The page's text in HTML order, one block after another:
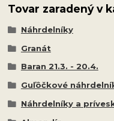
Tovar zaradený v
Náhrdelníky
Granát
Baran 21.3. - 20.4.
Guľôčkové
Náhrdelníky a